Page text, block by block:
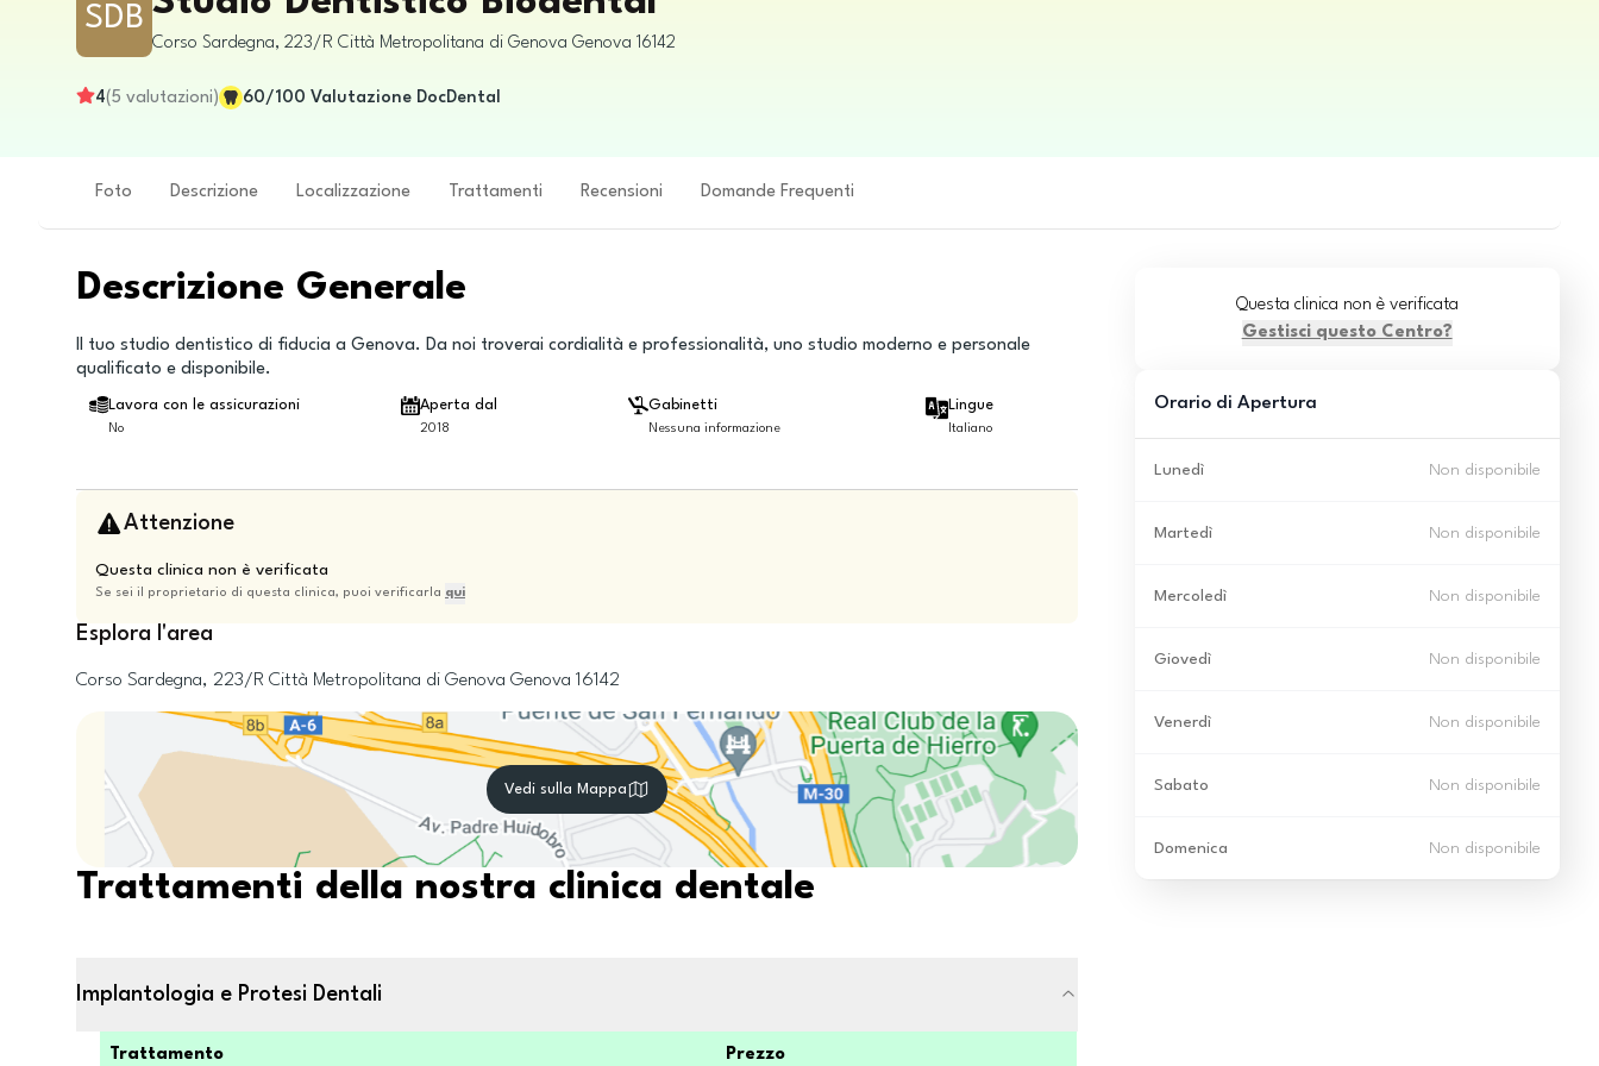
SDB
Corso Sardegna, 223/R Città Metropolitana di Genova Genova 16142
4(5 valutazioni) 60/100 Valutazione DocDental
Foto Descrizione Localizzazione Trattamenti Recensioni Domande Frequenti
Descrizione Generale
Il tuo studio dentistico di fiducia a Genova. Da noi troverai cordialità e professionalità, uno studio moderno e personale
qualificato e disponibile.
Lavora con le assicurazioni
No
Aperta dal
2018
Gabinetti
Nessuna informazione
Lingue
Italiano
Attenzione
Questa clinica non è verificata
Se sei il proprietario di questa clinica, puoi verificarla qui
Esplora l'area
Corso Sardegna, 223/R Città Metropolitana di Genova Genova 16142
Vedi sulla Mappa
Trattamenti della nostra clinica dentale
Implantologia e Protesi Dentali
Trattamento Prezzo
Questa clinica non è verificata
Gestisci questo Centro?
Orario di Apertura
Lunedì Non disponibile
Martedì Non disponibile
Mercoledì Non disponibile
Giovedì Non disponibile
Venerdì Non disponibile
Sabato Non disponibile
Domenica Non disponibile